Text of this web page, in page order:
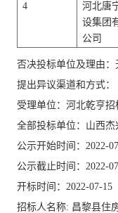
4
河北唐
设集团
公司
否决投标单位及理由：
提出异议渠道和方式：
受理单位：河北乾亨招
全部投标单位：山西
公示开始时间： 2022-
公示截止时间： 2022-
开标时间： 2022-07-15
招标人名称: 昌黎县住